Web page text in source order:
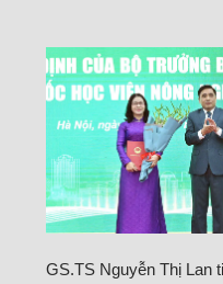
GS.TS Nguyễn Thị Lan